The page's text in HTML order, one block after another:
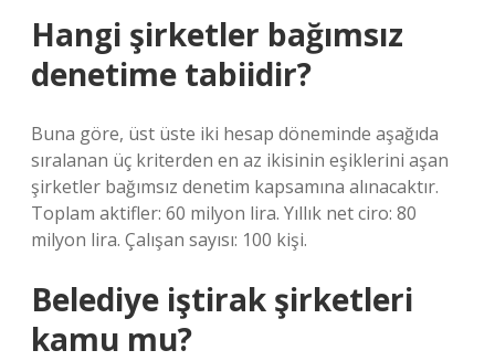
Hangi şirketler bağımsız
denetime tabiidir?
Buna göre, üst üste iki hesap döneminde aşağıda
sıralanan üç kriterden en az ikisinin eşiklerini aşan
şirketler bağımsız denetim kapsamına alınacaktır.
Toplam aktifler: 60 milyon lira. Yıllık net ciro: 80
milyon lira. Çalışan sayısı: 100 kişi.
Belediye iştirak şirketleri
kamu mu?